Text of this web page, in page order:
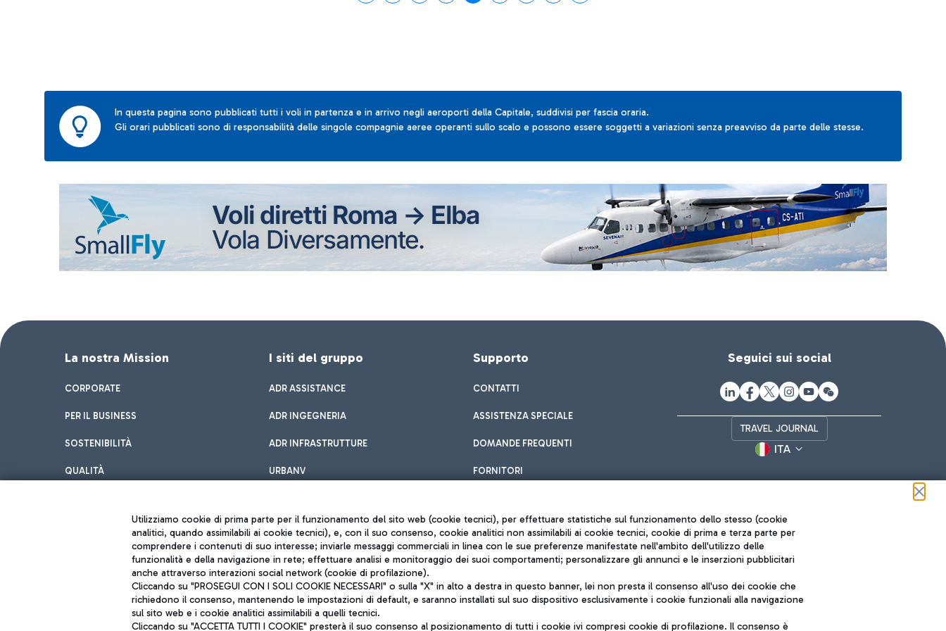
In questa pagina sono pubblicati tutti i voli in partenza e in arrivo negli aeroporti della Capitale, suddivisi per fascia oraria.
Gli orari pubblicati sono di responsabilità delle singole compagnie aeree operanti sullo scalo e possono essere soggetti a variazioni senza preavviso da parte delle stesse.
La nostra Mission
CORPORATE
PER IL BUSINESS
SOSTENIBILITÀ
QUALITÀ
I siti del gruppo
ADR ASSISTANCE
ADR INGEGNERIA
ADR INFRASTRUTTURE
URBANV
Supporto
CONTATTI
ASSISTENZA SPECIALE
DOMANDE FREQUENTI
FORNITORI
Seguici sui social
TRAVEL JOURNAL
ITA
Aeroporti di Roma S.p.A. - Società soggetta a direzione e coordinamento di Mundys S.p.A.
Codice fiscale e Registro delle Imprese di Roma 13032990155 P. IVA 06572251004
Note legali
Mappa sito
Accessibilità
Roma FCO
L'aeroporto stellato
Utilizziamo cookie di prima parte per il funzionamento del sito web (cookie tecnici), per effettuare statistiche sul funzionamento dello stesso (cookie
analitici, quando assimilabili ai cookie tecnici), e, con il suo consenso, cookie analitici non assimilabili ai cookie tecnici, cookie di prima e terza parte per
comprendere i contenuti di suo interesse; inviarle messaggi commerciali in linea con le sue preferenze manifestate nell'ambito dell'utilizzo delle
funzionalità e della navigazione in rete; effettuare analisi e monitoraggio dei suoi comportamenti; personalizzare gli annunci e le inserzioni pubblicitari
anche attraverso interazioni social network (cookie di profilazione).
Cliccando su "PROSEGUI CON I SOLI COOKIE NECESSARI" o sulla "X" in alto a destra in questo banner, lei non presta il consenso all'uso dei cookie che
richiedono il consenso, mantenendo le impostazioni di default, e saranno installati sul suo dispositivo esclusivamente i cookie funzionali alla navigazione
sul sito web e i cookie analitici assimilabili a quelli tecnici.
Cliccando su "ACCETTA TUTTI I COOKIE" presterà il suo consenso al posizionamento di tutti i cookie ivi compresi cookie di profilazione. Il consenso è